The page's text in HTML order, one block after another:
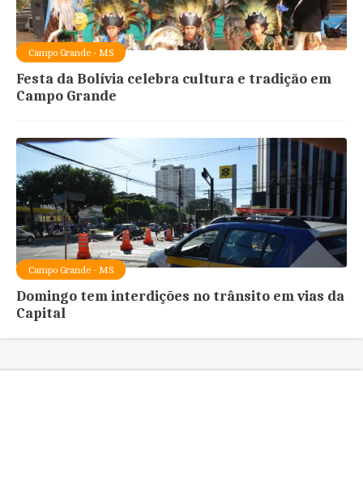
Campo Grande - MS
Festa da Bolívia celebra cultura e tradição em
Campo Grande
Campo Grande - MS
Domingo tem interdições no trânsito em vias da
Capital